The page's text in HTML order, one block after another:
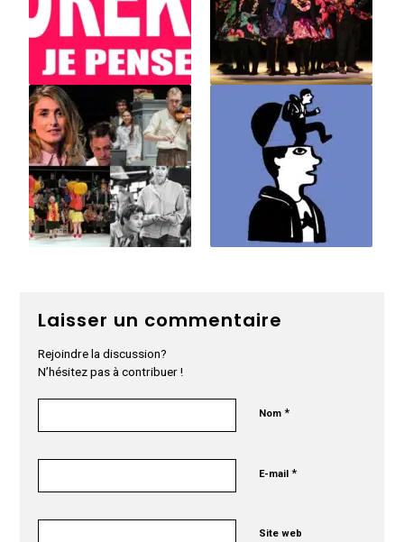
Laisser un commentaire
Rejoindre la discussion?
N’hésitez pas à contribuer !
Nom*
E-mail*
Site web